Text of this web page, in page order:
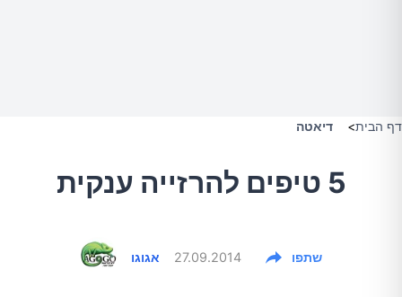
דף הבית> דיאטה
5 טיפים להרזייה ענקית
אגוגו 27.09.2014 שתפו